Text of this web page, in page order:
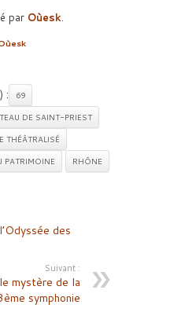
par Oùesk.
:
69
DE SAINT-PRIEST
THÉÂTRALISÉ
PATRIMOINE
RHÔNE
des
Suivant :
mystère de la
symphonie